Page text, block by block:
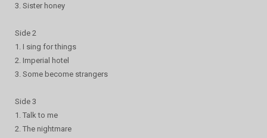
3. Sister honey
Side 2
1. I sing for things
2. Imperial hotel
3. Some become strangers
Side 3
1. Talk to me
2. The nightmare